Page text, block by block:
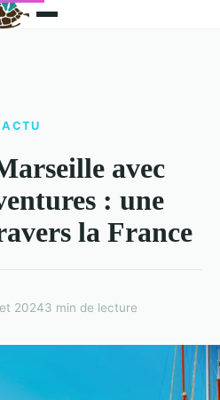
ACTU
avec
: une
la France
20243 min de lecture